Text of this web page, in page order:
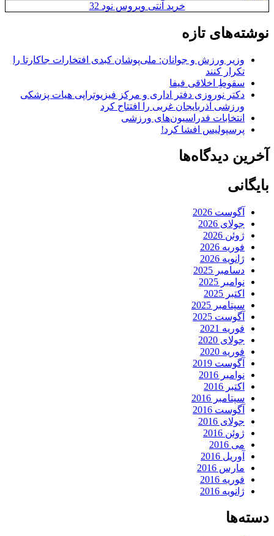
خرید آنتی ویروس نود 32
نوشته‌های تازه
وزیر ورزش و جوانان: ملی‌پوشان کبدی افتخارات جاکارتا را
تکرار کنند
سقوطِ اخلاقی فیفا
دکتر نوروزی دفتر اداری و مرکز فیزیوتراپی هیات پزشکی
ورزشی آذربایجان غربی را افتتاح کرد
انتخابات فدراسیون‌های ورزشی
پرسپولیس افشا کرد!
آخرین دیدگاه‌ها
بایگانی
آگوست 2026
جولای 2026
ژوئن 2026
فوریه 2026
ژانویه 2026
دسامبر 2025
نوامبر 2025
اکتبر 2025
سپتامبر 2025
آگوست 2025
فوریه 2021
جولای 2020
فوریه 2020
آگوست 2019
نوامبر 2016
اکتبر 2016
سپتامبر 2016
آگوست 2016
جولای 2016
ژوئن 2016
می 2016
آوریل 2016
مارس 2016
فوریه 2016
ژانویه 2016
دسته‌ها